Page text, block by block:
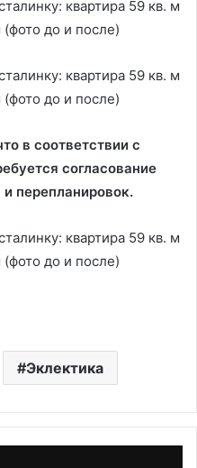
в соответствии с
согласование
перепланировок.
Эклектика